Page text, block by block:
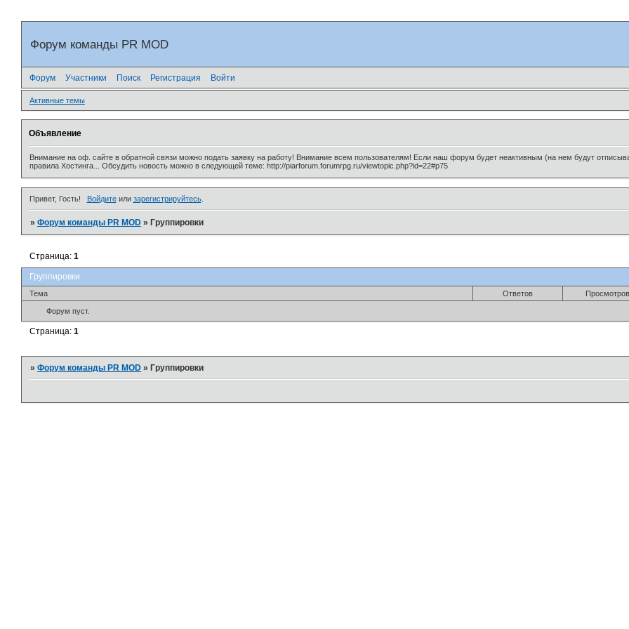
Форум команды PR MOD
Форум Участники Поиск Регистрация Войти
Активные темы
Объявление
Внимание на оф. сайте в обратной связи можно подать заявку на работу! Внимание всем пользователям! Если наш форум будет неактивным (на нем будут
правила Хостинга... Обсудить новость можно в следующей теме: http://piarforum.forumrpg.ru/viewtopic.php?id=22#p75
Привет, Гость! Войдитеили зарегистрируйтесь.
»Форум команды PR MOD » Группировки
Группировки
Страница:1
Тема Ответов Просмотров
Форум пуст.
Страница:1
»Форум команды PR MOD » Группировки